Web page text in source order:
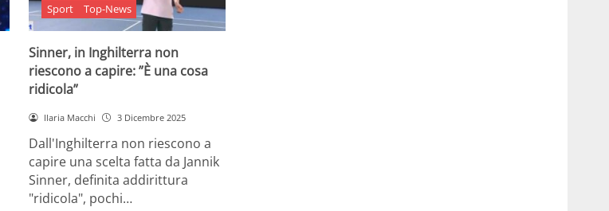
Sport Top-News
Sinner, in Inghilterra non
riescono a capire: ”È una cosa
ridicola”
Ilaria Macchi 3 Dicembre 2025
Dall'Inghilterra non riescono a
capire una scelta fatta da Jannik
Sinner, definita addirittura
"ridicola", pochi…